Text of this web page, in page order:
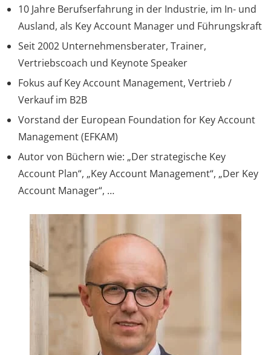
10 Jahre Berufserfahrung in der Industrie, im In- und
Ausland, als Key Account Manager und Führungskraft
Seit 2002 Unternehmensberater, Trainer,
Vertriebscoach und Keynote Speaker
Fokus auf Key Account Management, Vertrieb /
Verkauf im B2B
Vorstand der European Foundation for Key Account
Management (EFKAM)
Autor von Büchern wie: „Der strategische Key
Account Plan“, „Key Account Management“, „Der Key
Account Manager“, …